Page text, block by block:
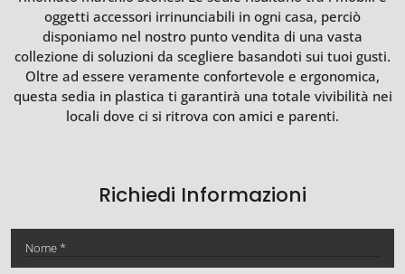
oggetti accessori irrinunciabili in ogni casa, perciò
disponiamo nel nostro punto vendita di una vasta
collezione di soluzioni da scegliere basandoti sui tuoi gusti.
Oltre ad essere veramente confortevole e ergonomica,
questa sedia in plastica ti garantirà una totale vivibilità nei
locali dove ci si ritrova con amici e parenti.
Richiedi Informazioni